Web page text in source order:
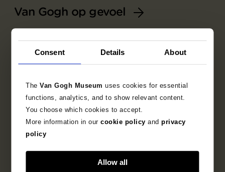
Consent Details About
TheVan Gogh Museumuses cookies for essential
functions, analytics, and to show relevant content.
You choose which cookies to accept.
More information in ourcookie policy andprivacy
policy
Allow all
Van Gogh op gevoel
Interactief programma speciaal voor
over de vaste collectie of tentoonstelling.